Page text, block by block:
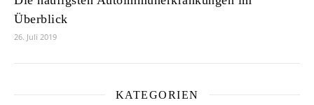
Überblick
26. Juli 2019
KATEGORIEN